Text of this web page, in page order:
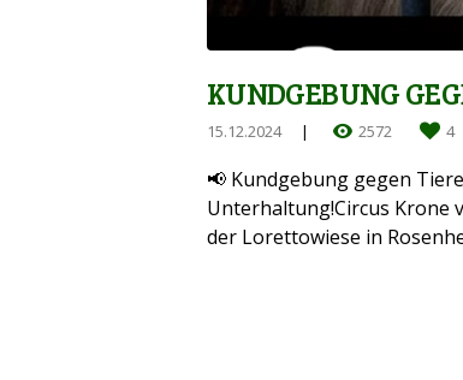
KUNDGEBUNG
15.12.2024 2572 4
📢 Kundgebung gegen
Unterhaltung!Circus Krone
der Lorettowiese in